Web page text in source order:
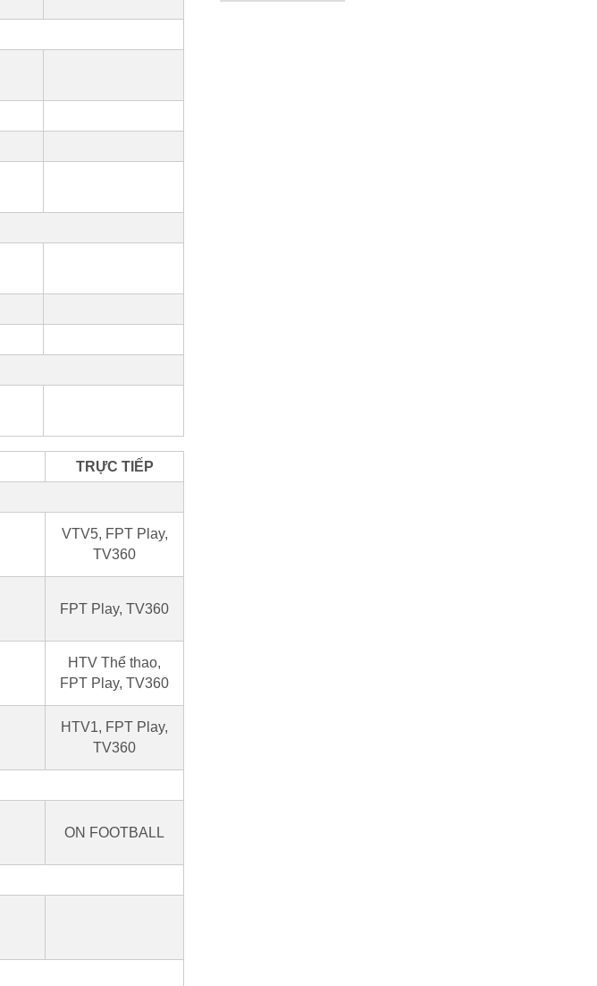
TRỰC TIẾP
VTV5, FPT Play,
TV360
FPT Play, TV360
HTV Thể thao,
FPT Play, TV360
HTV1, FPT Play,
TV360
ON FOOTBALL